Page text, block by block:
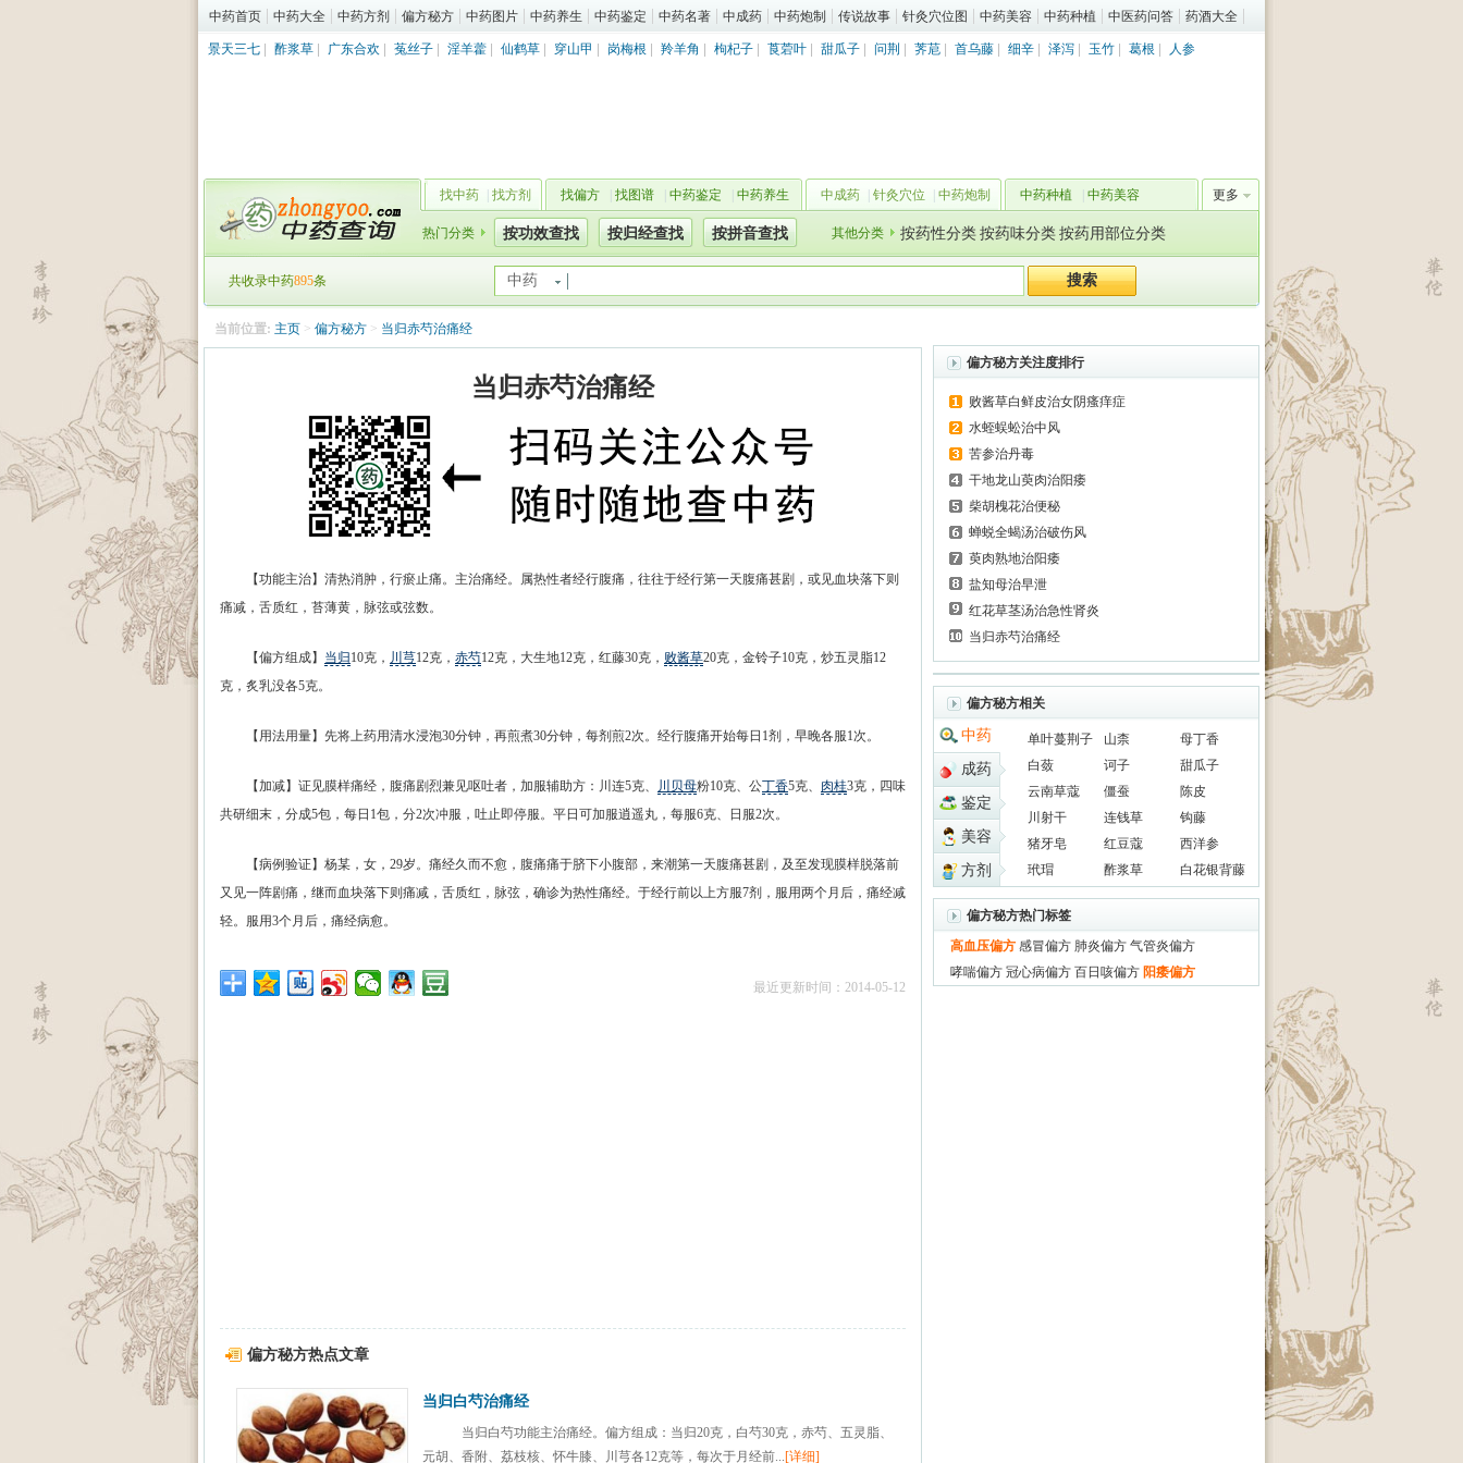
中药首页 中药大全 中药方剂 偏方秘方 中药图片 中药养生 中药鉴定 中药名著 中成药 中药炮制 传说故事 针灸穴位图 中药美容 中药种植 中医药问答 药酒大全
景天三七 酢浆草 广东合欢 菟丝子 淫羊藿 仙鹤草 穿山甲 岗梅根 羚羊角 枸杞子 莨菪叶 甜瓜子 问荆 荠苨 首乌藤 细辛 泽泻 玉竹 葛根 人参
找中药 找方剂 找偏方 找图谱 中药鉴定 中药养生 中成药 针灸穴位 中药炮制 中药种植 中药美容 更多
热门分类 按功效查找 按归经查找 按拼音查找 其他分类 按药性分类 按药味分类 按药用部位分类
共收录中药895条 中药
当前位置: 主页 > 偏方秘方 > 当归赤芍治痛经
当归赤芍治痛经
【功能主治】清热消肿，行瘀止痛。主治痛经。属热性者经行腹痛，往往于经行第一天腹痛甚剧，或见血块落下则
痛减，舌质红，苔薄黄，脉弦或弦数。
【偏方组成】 当归10克， 川芎12克， 赤芍12克，大生地12克，红藤30克， 败酱草20克，金铃子10克，炒五灵脂12
克，炙乳没各5克。
【用法用量】先将上药用清水浸泡30分钟，再煎煮30分钟，每剂煎2次。经行腹痛开始每日1剂，早晚各服1次。
【加减】证见膜样痛经，腹痛剧烈兼见呕吐者，加服辅助方：川连5克、 川贝母粉10克、公丁香5克、 肉桂3克，四味
共研细末，分成5包，每日1包，分2次冲服，吐止即停服。平日可加服逍遥丸，每服6克、日服2次。
【病例验证】杨某，女，29岁。痛经久而不愈，腹痛痛于脐下小腹部，来潮第一天腹痛甚剧，及至发现膜样脱落前
又见一阵剧痛，继而血块落下则痛减，舌质红，脉弦，确诊为热性痛经。于经行前以上方服7剂，服用两个月后，痛经减
轻。服用3个月后，痛经病愈。
最近更新时间：2014-05-12
偏方秘方热点文章
当归白芍治痛经
当归白芍功能主治痛经。偏方组成：当归20克，白芍30克，赤芍、五灵脂、
元胡、香附、荔枝核、怀牛膝、川芎各12克等，每次于月经前...[详细]
偏方秘方关注度排行
败酱草白鲜皮治女阴瘙痒症
水蛭蜈蚣治中风
苦参治丹毒
干地龙山萸肉治阳痿
柴胡槐花治便秘
蝉蜕全蝎汤治破伤风
萸肉熟地治阳痿
盐知母治早泄
红花草茎汤治急性肾炎
当归赤芍治痛经
偏方秘方相关
中药
成药
鉴定
美容
方剂
单叶蔓荆子 山柰
母丁香
白蔹
诃子
甜瓜子
云南草蔻
僵蚕
陈皮
川射干
连钱草
钩藤
猪牙皂
红豆蔻
西洋参
玳瑁
酢浆草 白花银背藤
偏方秘方热门标签
高血压偏方 感冒偏方 肺炎偏方 气管炎偏方
哮喘偏方 冠心病偏方 百日咳偏方 阳痿偏方